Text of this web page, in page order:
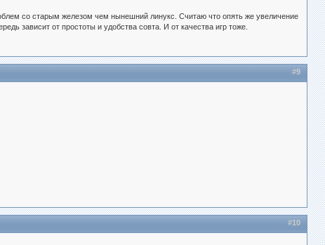
со старым железом чем нынешний линукс. Считаю что опять же увеличение
зависит от простоты и удобства совта. И от качества игр тоже.
#9
#10